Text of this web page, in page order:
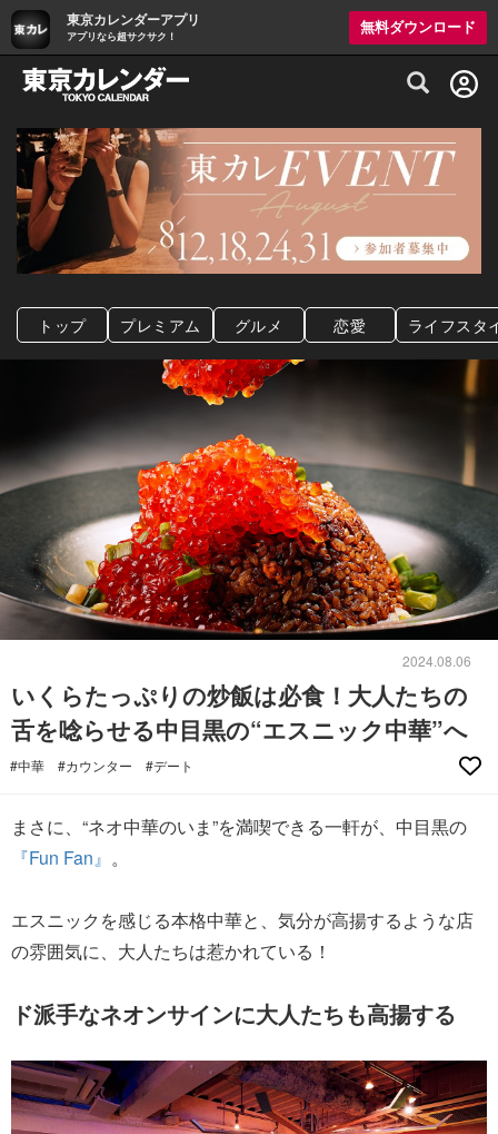
東京カレンダーアプリ
アプリなら超サクサク！
無料ダウンロード
グルメ情報・プレミアムレストラン予約
トップ プレミアム グルメ 恋愛 ライフスタ
2024.08.06
いくらたっぷりの炒飯は必食！大人たちの
舌を唸らせる中目黒の“エスニック中華”へ
#中華 #カウンター #デート
まさに、“ネオ中華のいま”を満喫できる一軒が、中目黒の
『Fun Fan』 。
エスニックを感じる本格中華と、気分が高揚するような店
の雰囲気に、大人たちは惹かれている！
ド派手なネオンサインに大人たちも高揚する